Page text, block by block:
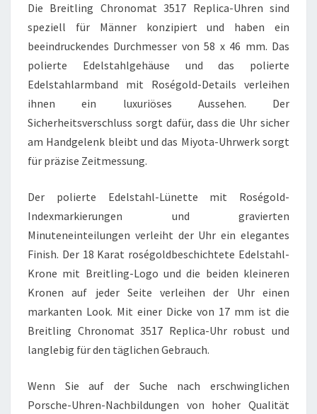
Die Breitling Chronomat 3517 Replica-Uhren sind
speziell für Männer konzipiert und haben ein
beeindruckendes Durchmesser von 58 x 46 mm. Das
polierte Edelstahlgehäuse und das polierte
Edelstahlarmband mit Roségold-Details verleihen
ihnen ein luxuriöses Aussehen. Der
Sicherheitsverschluss sorgt dafür, dass die Uhr sicher
am Handgelenk bleibt und das Miyota-Uhrwerk sorgt
für präzise Zeitmessung.
Der polierte Edelstahl-Lünette mit Roségold-
Indexmarkierungen und gravierten
Minuteneinteilungen verleiht der Uhr ein elegantes
Finish. Der 18 Karat roségoldbeschichtete Edelstahl-
Krone mit Breitling-Logo und die beiden kleineren
Kronen auf jeder Seite verleihen der Uhr einen
markanten Look. Mit einer Dicke von 17 mm ist die
Breitling Chronomat 3517 Replica-Uhr robust und
langlebig für den täglichen Gebrauch.
Wenn Sie auf der Suche nach erschwinglichen
Porsche-Uhren-Nachbildungen von hoher Qualität